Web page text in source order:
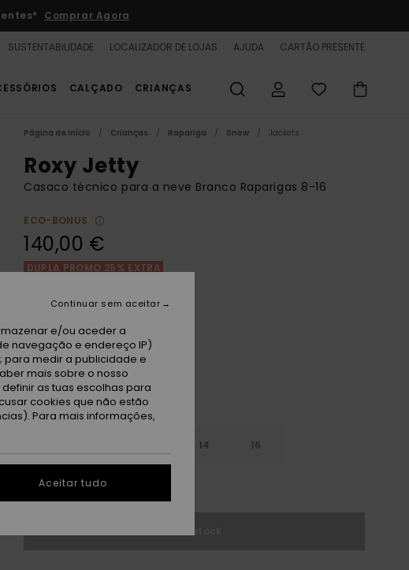
Comprar Agora
SUSTENTABILIDADE LOCALIZADOR DE LOJAS AJUDA CARTÃO PRESENTE
CALÇADO CRIANÇAS
Página de início Crianças Rapariga Snow Jackets
Roxy Jetty
Casaco técnico para a neve Branco Raparigas 8-16
ECO-BONUS
140,00 €
DUPLA PROMO 25% EXTRA
Bright White Pansy Pansy Rg
14 16
Ver guia de tamanhos
e/ou aceder a
navegação e endereço IP)
medir a publicidade e
mais sobre o nosso
as tuas escolhas para
cookies que não estão
Para mais informações,
Continuar sem aceitar
Aceitar tudo